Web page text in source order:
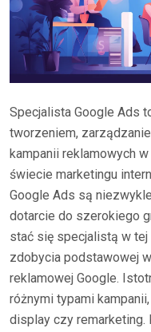
Specjalista Google Ads
tworzeniem,
kampanii reklamowych
świecie marketingu
Google Ads są
dotarcie do szerokiego
stać się specjalistą w
zdobycia podstawowej
reklamowej Google.
różnymi typami
display czy remarketing.